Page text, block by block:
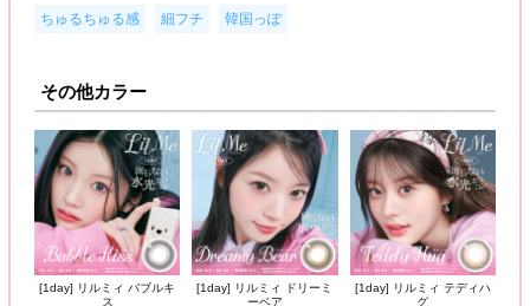
ちゅるちゅる感 細フチ 韓国っぽ
その他カラー
[1day] リルミィ バブルキ
ス
[1day] リルミィ ドリーミ
ーベア
[1day] リルミィ テディハ
グ